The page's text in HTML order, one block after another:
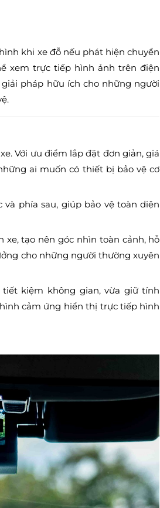
khi xe đỗ nếu phát hiện chuyển
xem trực tiếp hình ảnh trên điện
pháp hữu ích cho những người
Với ưu điểm lắp đặt đơn giản, giá
ai muốn có thiết bị bảo vệ cơ
phía sau, giúp bảo vệ toàn diện
tạo nên góc nhìn toàn cảnh, hỗ
cho những người thường xuyên
kiệm không gian, vừa giữ tính
cảm ứng hiển thị trực tiếp hình